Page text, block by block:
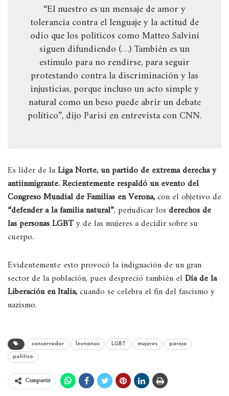
“El nuestro es un mensaje de amor y
tolerancia contra el lenguaje y la actitud de
odio que los políticos como Matteo Salvini
siguen difundiendo (…) También es un
estímulo para no rendirse, para seguir
protestando contra la discriminación y las
injusticias, porque incluso un acto simple y
natural como un beso puede abrir un debate
político”, dijo Parisi en entrevista con CNN.
Es líder de laLiga Norte, un partido de extrema derecha y
antiinmigrante. Recientemente respaldó un evento del
Congreso Mundial de Familias en Verona,con el objetivo de
“defender a la familia natural”, perjudicar los derechos de
las personas LGBTy de las mujeres a decidir sobre su
cuerpo.
Evidentemente esto provocó la indignación de un gran
sector de la población, pues despreció también elDía de la
Liberación en Italia,cuando se celebra el fin del fascismo y
nazismo.
conservador lesvianas LGBT mujeres pareja
politico
Compartir